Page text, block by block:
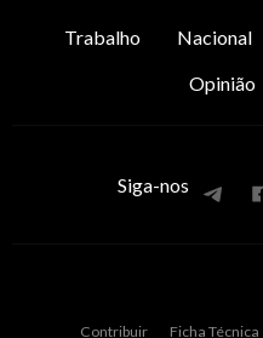
Trabalho Nacional
Opinião
Siga-nos
Contribuir Ficha Técnica